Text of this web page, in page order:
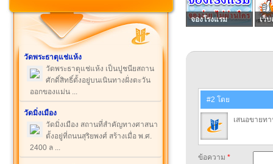
วัดพระธาตุแช่แห้ง
วัดพระธาตุแช่แห้ง เป็นปูชนียสถาน
ศักดิ์สิทธิ์ตั้งอยู่บนเนินทางฝั่งตะวัน
ออกของแม่น ...
วัดมิ่งเมือง
วัดมิ่งเมือง สถานที่สำคัญทางศาสนา
ตั้งอยู่ที่ถนนสุริยพงศ์ สร้างเมื่อ พ.ศ.
2400 ล ...
จองโรงแรม เว็บ
#2 โดย
เสนอขายท
ข้อความ *